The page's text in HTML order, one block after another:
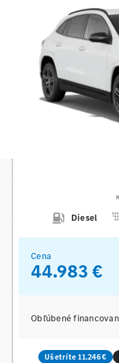
Diesel
Cena
44.983 €
Obľúbené
Ušetríte 11.246€